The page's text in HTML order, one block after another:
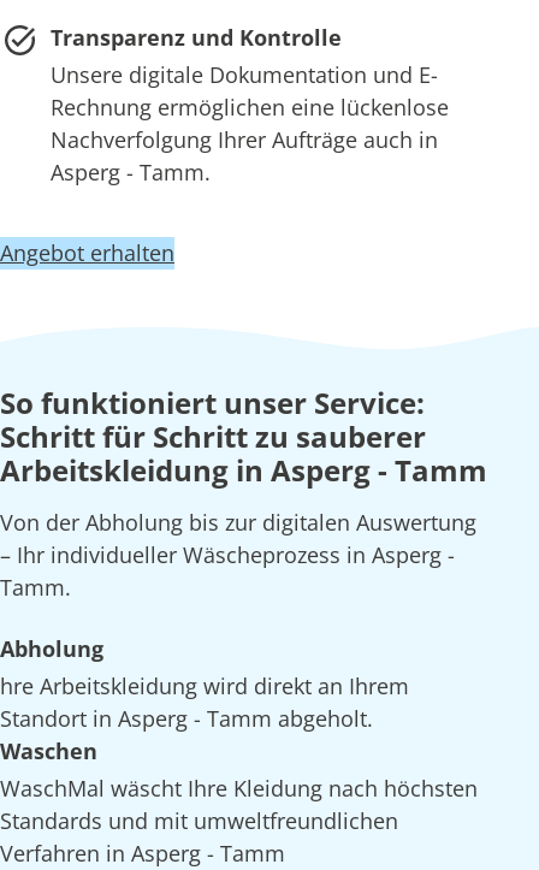
Transparenz und Kontrolle
Unsere digitale Dokumentation und E-
Rechnung ermöglichen eine lückenlose
Nachverfolgung Ihrer Aufträge auch in
Asperg - Tamm.
Angebot erhalten
So funktioniert unser Service:
Schritt für Schritt zu sauberer
Arbeitskleidung in Asperg - Tamm
Von der Abholung bis zur digitalen Auswertung
– Ihr individueller Wäscheprozess in Asperg -
Tamm.
Abholung
hre Arbeitskleidung wird direkt an Ihrem
Standort in Asperg - Tamm abgeholt.
Waschen
WaschMal wäscht Ihre Kleidung nach höchsten
Standards und mit umweltfreundlichen
Verfahren in Asperg - Tamm